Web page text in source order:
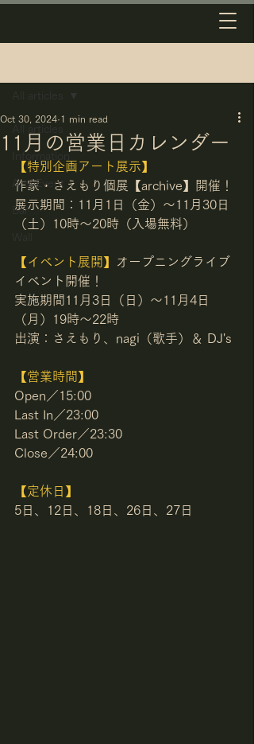
All articles
Information
Art&Event
Bar
Wall
All articles
11月の営業日カレンダー
Oct 30, 2024 1 min read
【特別企画アート展示】
作家・さえもり個展【archive】開催！
展示期間：11月1日（金）〜11月30日
（土）10時〜20時（入場無料）
【イベント展開】
オープニングライブ
イベント開催！
実施期間11月3日（日）〜11月4日
（月）19時〜22時
出演：さえもり、nagi（歌手）＆ DJ's
【営業時間】
Open／15:00
Last In／23:00
Last Order／23:30
Close／24:00
【定休日】
5日、12日、18日、26日、27日